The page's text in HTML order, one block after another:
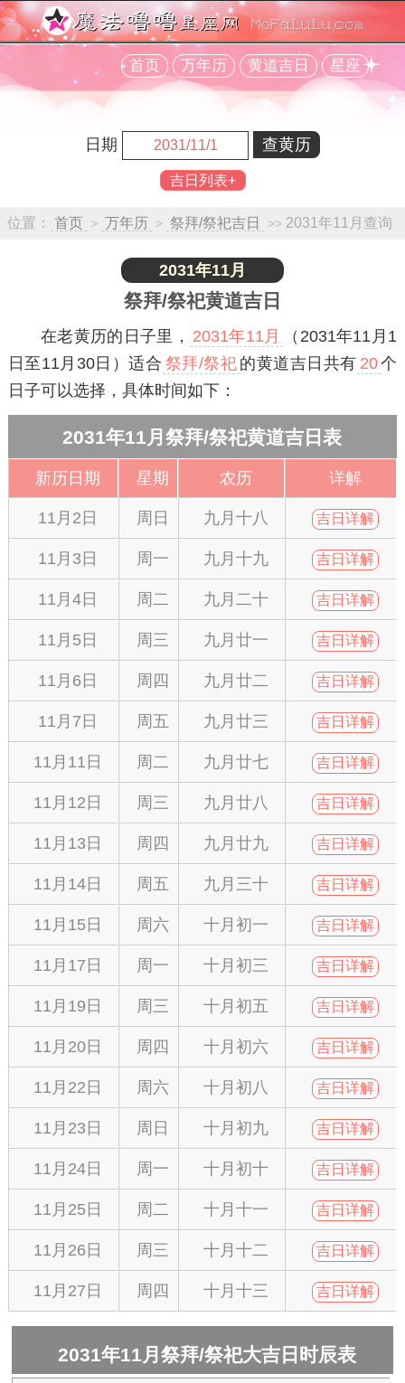
首页 万年历 黄道吉日 星座
日期
吉日列表+
位置： 首页 > 万年历 > 祭拜/祭祀吉日 >> 2031年11月查询
2031年11月
祭拜/祭祀黄道吉日
在老黄历的日子里， 2031年11月
（2031年11月1
日至11月30日）适合 祭拜/祭祀 的黄道吉日共有 20个
日子可以选择，具体时间如下：
2031年11月祭拜/祭祀黄道吉日表
新历日期 星期 农历 详解
11月2日 周日 九月十八 吉日详解
11月3日 周一 九月十九 吉日详解
11月4日 周二 九月二十 吉日详解
11月5日 周三 九月廿一 吉日详解
11月6日 周四 九月廿二 吉日详解
11月7日 周五 九月廿三 吉日详解
11月11日 周二 九月廿七 吉日详解
11月12日 周三 九月廿八 吉日详解
11月13日 周四 九月廿九 吉日详解
11月14日 周五 九月三十 吉日详解
11月15日 周六 十月初一 吉日详解
11月17日 周一 十月初三 吉日详解
11月19日 周三 十月初五 吉日详解
11月20日 周四 十月初六 吉日详解
11月22日 周六 十月初八 吉日详解
11月23日 周日 十月初九 吉日详解
11月24日 周一 十月初十 吉日详解
11月25日 周二 十月十一 吉日详解
11月26日 周三 十月十二 吉日详解
11月27日 周四 十月十三 吉日详解
2031年11月祭拜/祭祀大吉日时辰表